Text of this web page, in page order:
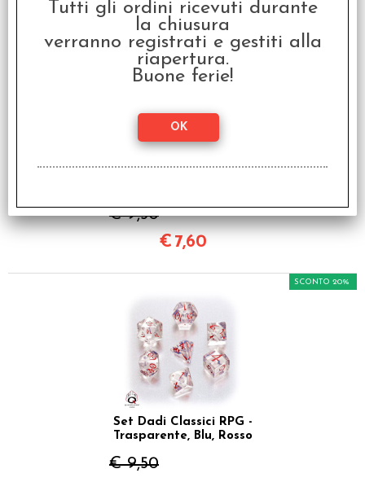
€ 9,50
SCONTO 20%
€ 7,60
Set Dadi Classici RPG -
Trasparente, Blu, Rosso
€ 9,50
SCONTO 20%
Tutti gli ordini ricevuti durante
la chiusura
verranno registrati e gestiti alla
riapertura.
Buone ferie!